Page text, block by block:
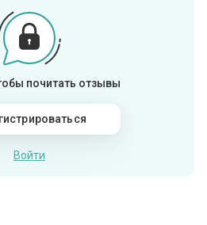
почитать отзывы
Войти